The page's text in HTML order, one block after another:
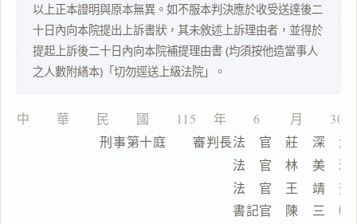
以上正本證明與原本無異。如不服本判決應於收受送達後二
十日內向本院提出上訴書狀，其未敘述上訴理由者，並得於
提起上訴後二十日內向本院補提理由書 (均須按他造當事人
之人數附繕本)「切勿逕送上級法院」。
中　　華　　民　　國　　115 　年　　6 　　月　　30
刑事第十庭　　審判長法　官　莊　深　淵
法　官　林　美　玲
法　官　王　靖　茹
書記官　陳　三　軫
製
複製給 AI
去換行複製
匯出 PDF
精美列印